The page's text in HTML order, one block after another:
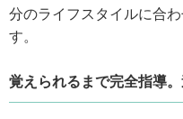
分のライフスタイルに合
す。
覚えられるまで完全指導。